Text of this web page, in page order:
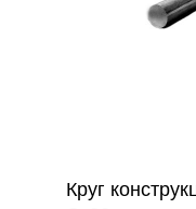
Круг